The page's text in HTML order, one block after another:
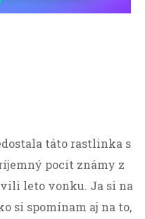
táto rastlinka s
pocit známy z
leto vonku. Ja si na
si spomínam aj na to,